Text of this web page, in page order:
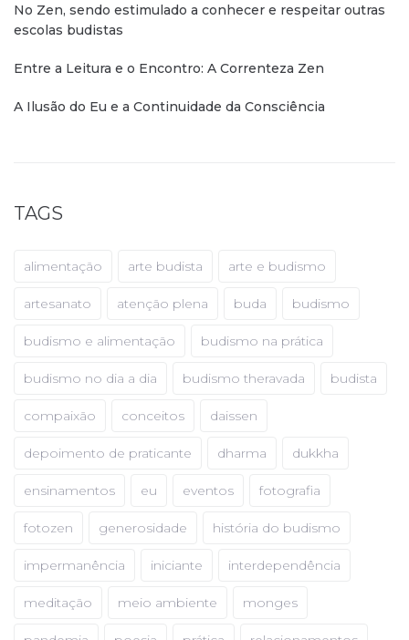
No Zen, sendo estimulado a conhecer e respeitar outras
escolas budistas
Entre a Leitura e o Encontro: A Correnteza Zen
A Ilusão do Eu e a Continuidade da Consciência
TAGS
alimentação arte budista arte e budismo
artesanato atenção plena buda budismo
budismo e alimentação budismo na prática
budismo no dia a dia budismo theravada budista
compaixão conceitos daissen
depoimento de praticante dharma dukkha
ensinamentos eu eventos fotografia
fotozen generosidade história do budismo
impermanência iniciante interdependência
meditação meio ambiente monges